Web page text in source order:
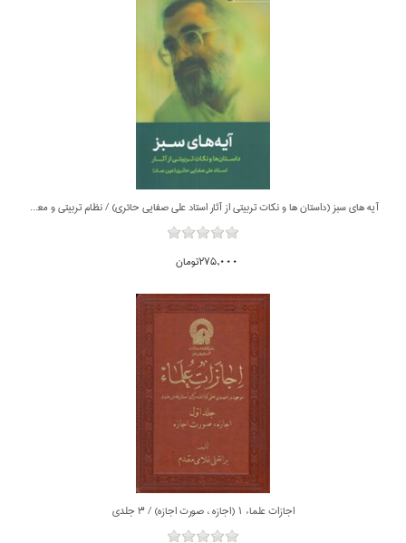
آيه هاي سبز (داستان ها و نكات تربيتي از آثار استاد علي صفايي حائري) / نظام تربيتي و معرفتي 6
275,000تومان
اجازات علماء 1 (اجازه ، صورت اجازه) / 3 جلدي